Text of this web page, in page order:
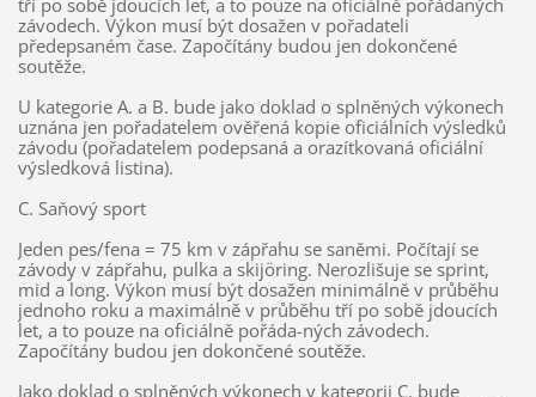
tří po sobě jdoucích let, a to pouze na oficiálně pořádaných
závodech. Výkon musí být dosažen v pořadateli
předepsaném čase. Započítány budou jen dokončené
soutěže.
U kategorie A. a B. bude jako doklad o splněných výkonech
uznána jen pořadatelem ověřená kopie oficiálních výsledků
závodu (pořadatelem podepsaná a orazítkovaná oficiální
výsledková listina).
C. Saňový sport
Jeden pes/fena = 75 km v zápřahu se saněmi. Počítají se
závody v zápřahu, pulka a skijöring. Nerozlišuje se sprint,
mid a long. Výkon musí být dosažen minimálně v průběhu
jednoho roku a maximálně v průběhu tří po sobě jdoucích
let, a to pouze na oficiálně pořáda-ných závodech.
Započítány budou jen dokončené soutěže.
Jako doklad o splněných výkonech v kategorii C. bude